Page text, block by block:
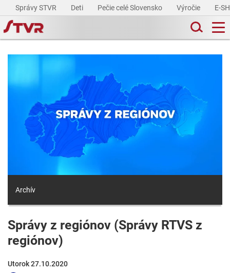
Správy STVR Deti Pečie celé Slovensko Výročie E-
Archív
Správy z regiónov (Správy RTVS z
regiónov)
Utorok 27.10.2020